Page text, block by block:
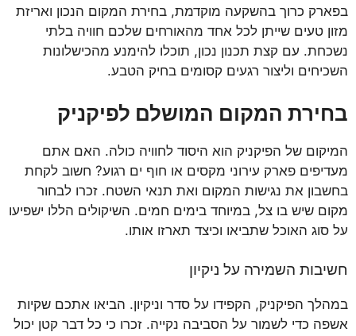
בפארק כרוך בהשקעה מוקדמת, בחירת המקום הנכון ואריזת
מזון טעים שייתן לכל אחד מהאורחים שלכם חוויה בלתי
נשכחת. עם קצת תכנון נכון, תוכלו להימנע מהכישלונות
השכיחים וליצור רגעים קסומים בחיק הטבע.
בחירת המקום המושלם לפיקניק
המיקום של הפיקניק הוא היסוד לחוויה כולה. האם אתם
מעדיפים פארק עירוני מקסים או חוף ים רגוע? חשוב לקחת
בחשבון את נגישות המקום ואת תנאי השטח. זכרו לבחור
מקום שיש בו צל, במיוחד בימים חמים. השיקולים הללו ישפיעו
על סוג האוכל שתביאו וכיצד תארזו אותו.
חשיבות השמירה על ניקיון
במהלך הפיקניק, הקפידו על סדר וניקיון. הביאו אתכם שקיות
אשפה כדי לשמור על הסביבה נקייה. זכרו כי כל דבר קטן יכול